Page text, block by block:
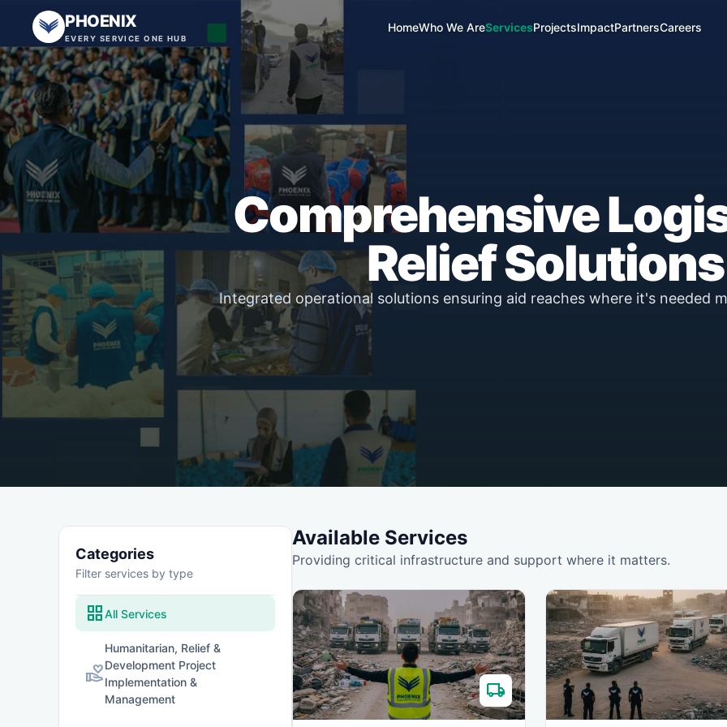
PHOENIX
EVERY SERVICE ONE HUB
HomeWho We AreServicesProjectsImpactPartnersCareers
Comprehensive
Relief Solutions
Integrated operational solutions ensuring aid reaches where it's needed
Categories
Filter services by type
grid_viewAll Services
volunteer_activism
Humanitarian, Relief &
Development Project
Implementation &
Management
Available Services
Providing critical infrastructure and support where it matters.
local_shipping